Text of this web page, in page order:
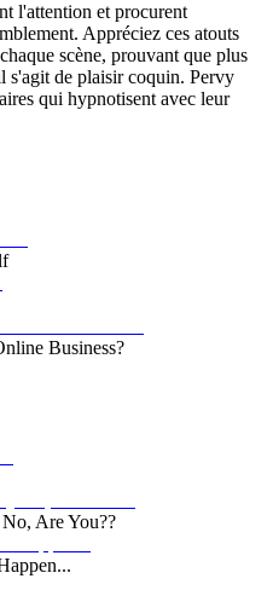
l'attention et procurent
Appréciez ces atouts
scène, prouvant que plus
s'agit de plaisir coquin. Pervy
qui hypnotisent avec leur
Business?
Are You??